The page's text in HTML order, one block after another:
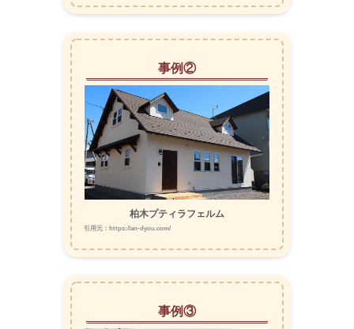
事例②
柏木プティラフェルム
引用元：https://an-dyou.com/
事例③